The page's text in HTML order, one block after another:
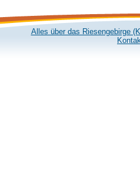
Alles über das Riesengebirge